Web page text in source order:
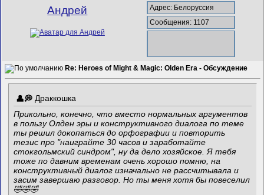
Андрей
Адрес: Белоруссия
Сообщения: 1107
Re: Heroes of Might & Magic: Olden Era - Обсуждение
Драккошка
Прикольно, конечно, что вместо нормальных аргументов
в пользу Олден эры и конструктивного диалога по теме
ты решил докопаться до орфографии и повторить
тезис про "наиграйте 30 часов и заработайте
стокгольмский синдром", ну да дело хозяйское. Я тебя
тоже по давним временам очень хорошо помню, на
конструктивный диалог изначально не рассчитывала и
засим завершаю разговор. Но ты меня хотя бы повеселил
🤣🤣🤣